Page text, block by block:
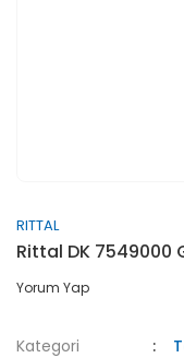
RITTAL
Rittal DK 7549000
Yorum Yap
Kategori